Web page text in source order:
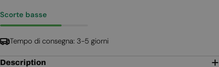
Scorte basse
Tempo di consegna: 3-5 giorni
Description